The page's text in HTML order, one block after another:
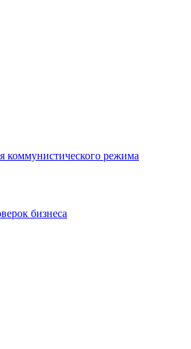
коммунистического режима
бизнеса